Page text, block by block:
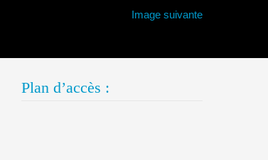
Image suivante
Plan d’accès :